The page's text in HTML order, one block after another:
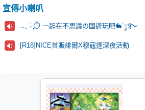
宣傳小喇叭
𓂃 ࣪˖ ִֶָ⏱️ 一起在不思議の国遊玩吧🐇་༘࿐
[R18]NICE首販緋爾X穆寇達深夜活動